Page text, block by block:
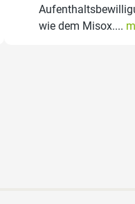
wie dem Misox....